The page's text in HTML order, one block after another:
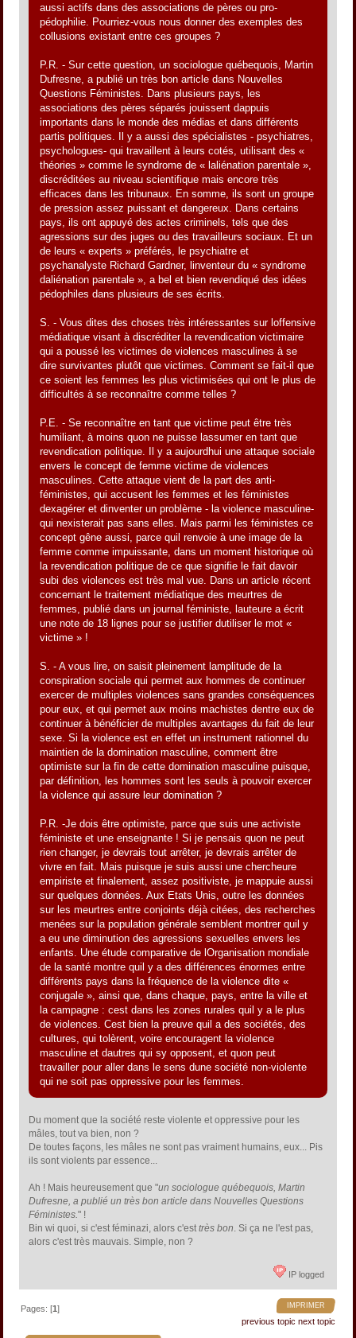
aussi actifs dans des associations de pères ou pro-
pédophilie. Pourriez-vous nous donner des exemples des
collusions existant entre ces groupes ?
P.R. - Sur cette question, un sociologue québequois, Martin
Dufresne, a publié un très bon article dans Nouvelles
Questions Féministes. Dans plusieurs pays, les
associations des pères séparés jouissent dappuis
importants dans le monde des médias et dans différents
partis politiques. Il y a aussi des spécialistes - psychiatres,
psychologues- qui travaillent à leurs cotés, utilisant des «
théories » comme le syndrome de « laliénation parentale »,
discréditées au niveau scientifique mais encore très
efficaces dans les tribunaux. En somme, ils sont un groupe
de pression assez puissant et dangereux. Dans certains
pays, ils ont appuyé des actes criminels, tels que des
agressions sur des juges ou des travailleurs sociaux. Et un
de leurs « experts » préférés, le psychiatre et
psychanalyste Richard Gardner, linventeur du « syndrome
daliénation parentale », a bel et bien revendiqué des idées
pédophiles dans plusieurs de ses écrits.
S. - Vous dites des choses très intéressantes sur loffensive
médiatique visant à discréditer la revendication victimaire
qui a poussé les victimes de violences masculines à se
dire survivantes plutôt que victimes. Comment se fait-il que
ce soient les femmes les plus victimisées qui ont le plus de
difficultés à se reconnaître comme telles ?
P.E. - Se reconnaître en tant que victime peut être très
humiliant, à moins quon ne puisse lassumer en tant que
revendication politique. Il y a aujourdhui une attaque sociale
envers le concept de femme victime de violences
masculines. Cette attaque vient de la part des anti-
féministes, qui accusent les femmes et les féministes
dexagérer et dinventer un problème - la violence masculine-
qui nexisterait pas sans elles. Mais parmi les féministes ce
concept gêne aussi, parce quil renvoie à une image de la
femme comme impuissante, dans un moment historique où
la revendication politique de ce que signifie le fait davoir
subi des violences est très mal vue. Dans un article récent
concernant le traitement médiatique des meurtres de
femmes, publié dans un journal féministe, lauteure a écrit
une note de 18 lignes pour se justifier dutiliser le mot «
victime » !
S. - A vous lire, on saisit pleinement lamplitude de la
conspiration sociale qui permet aux hommes de continuer
exercer de multiples violences sans grandes conséquences
pour eux, et qui permet aux moins machistes dentre eux de
continuer à bénéficier de multiples avantages du fait de leur
sexe. Si la violence est en effet un instrument rationnel du
maintien de la domination masculine, comment être
optimiste sur la fin de cette domination masculine puisque,
par définition, les hommes sont les seuls à pouvoir exercer
la violence qui assure leur domination ?
P.R. -Je dois être optimiste, parce que suis une activiste
féministe et une enseignante ! Si je pensais quon ne peut
rien changer, je devrais tout arrêter, je devrais arrêter de
vivre en fait. Mais puisque je suis aussi une chercheure
empiriste et finalement, assez positiviste, je mappuie aussi
sur quelques données. Aux Etats Unis, outre les données
sur les meurtres entre conjoints déjà citées, des recherches
menées sur la population générale semblent montrer quil y
a eu une diminution des agressions sexuelles envers les
enfants. Une étude comparative de lOrganisation mondiale
de la santé montre quil y a des différences énormes entre
différents pays dans la fréquence de la violence dite «
conjugale », ainsi que, dans chaque, pays, entre la ville et
la campagne : cest dans les zones rurales quil y a le plus
de violences. Cest bien la preuve quil a des sociétés, des
cultures, qui tolèrent, voire encouragent la violence
masculine et dautres qui sy opposent, et quon peut
travailler pour aller dans le sens dune société non-violente
qui ne soit pas oppressive pour les femmes.
Du moment que la société reste violente et oppressive pour les
mâles, tout va bien, non ?
De toutes façons, les mâles ne sont pas vraiment humains, eux... Pis
ils sont violents par essence...
Ah ! Mais heureusement que "un sociologue québequois, Martin
Dufresne, a publié un très bon article dans Nouvelles Questions
Féministes." !
Bin wi quoi, si c'est féminazi, alors c'esttrès bon. Si ça ne l'est pas,
alors c'est très mauvais. Simple, non ?
IP logged
IMPRIMER
Pages: [1]
previous topic next topic